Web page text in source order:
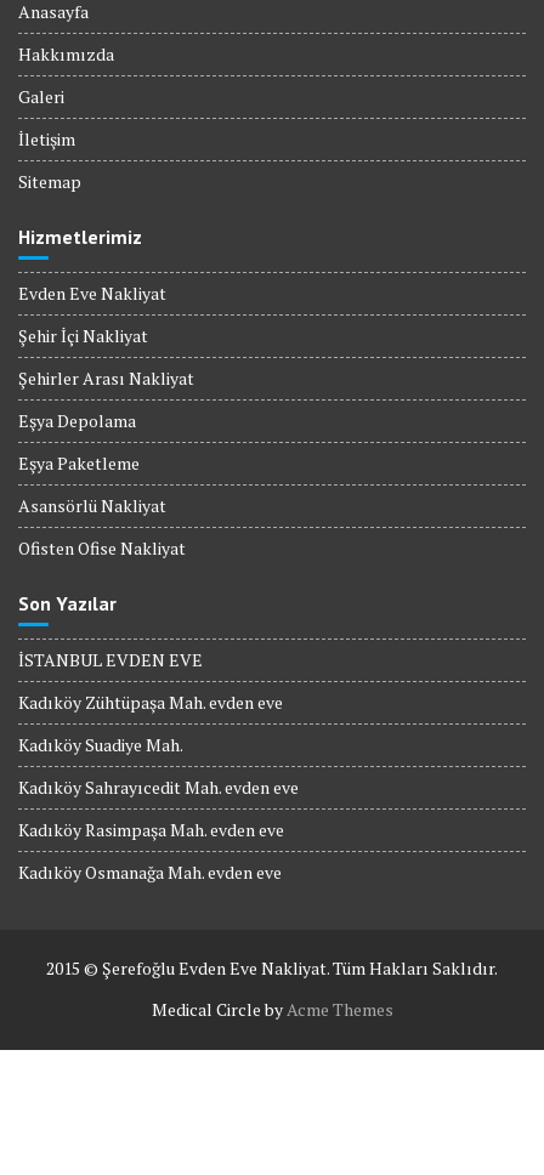
Anasayfa
Hakkımızda
Galeri
İletişim
Sitemap
Hizmetlerimiz
Evden Eve Nakliyat
Şehir İçi Nakliyat
Şehirler Arası Nakliyat
Eşya Depolama
Eşya Paketleme
Asansörlü Nakliyat
Ofisten Ofise Nakliyat
Son Yazılar
İSTANBUL EVDEN EVE
Kadıköy Zühtüpaşa Mah. evden eve
Kadıköy Suadiye Mah.
Kadıköy Sahrayıcedit Mah. evden eve
Kadıköy Rasimpaşa Mah. evden eve
Kadıköy Osmanağa Mah. evden eve
2015 © Şerefoğlu Evden Eve Nakliyat. Tüm Hakları Saklıdır.
Medical Circle byAcme Themes